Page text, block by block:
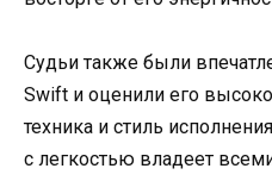
Судьи также были
Swift и оценили его
техника и стиль
с легкостью владеет